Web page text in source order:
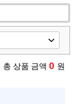
총 상품 금액 0 원